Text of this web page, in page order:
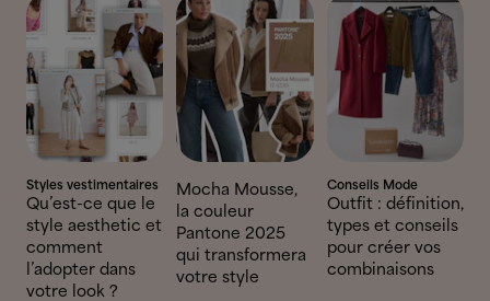
Styles vestimentaires
Qu’est-ce que le
style aesthetic et
comment
l’adopter dans
votre look ?
Mocha Mousse,
la couleur
Pantone 2025
qui transformera
votre style
Conseils Mode
Outfit : définition,
types et conseils
pour créer vos
combinaisons